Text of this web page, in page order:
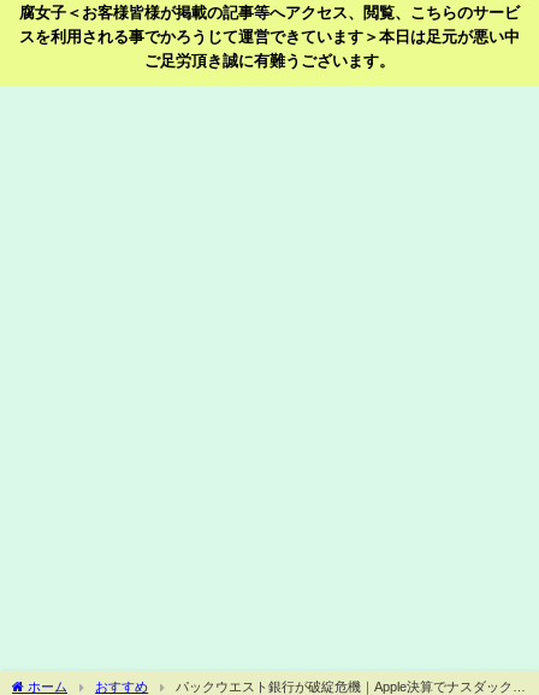
腐女子＜お客様皆様が掲載の記事等へアクセス、閲覧、こちらのサービ
スを利用される事でかろうじて運営できています＞本日は足元が悪い中
ご足労頂き誠に有難うございます。
ホーム おすすめ
パックウエスト銀行が破綻危機｜Apple決算でナスダック上